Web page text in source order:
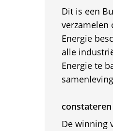
Dit is een
verzamelen
Energie
alle
Energie te
De winning